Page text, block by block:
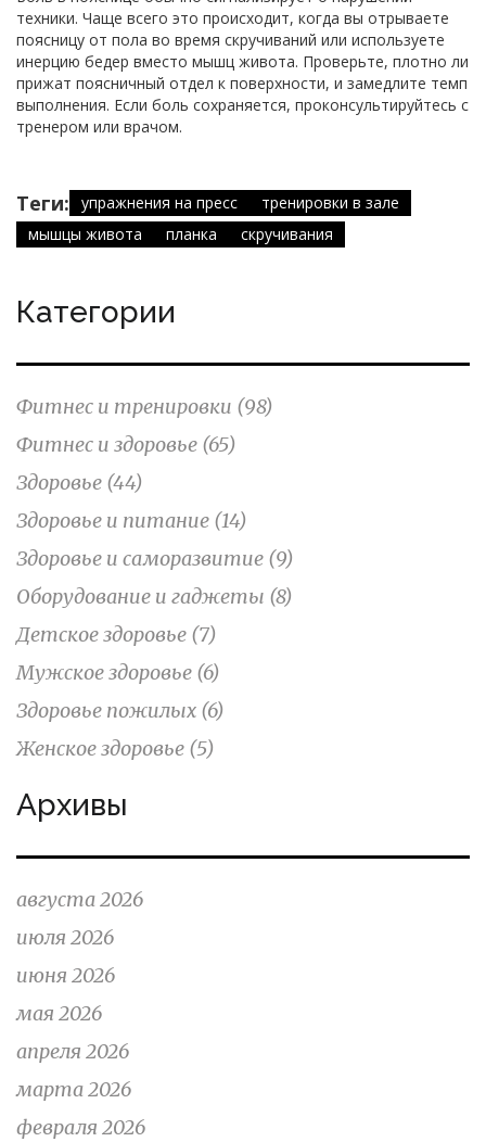
техники. Чаще всего это происходит, когда вы отрываете
поясницу от пола во время скручиваний или используете
инерцию бедер вместо мышц живота. Проверьте, плотно ли
прижат поясничный отдел к поверхности, и замедлите темп
выполнения. Если боль сохраняется, проконсультируйтесь с
тренером или врачом.
Теги: упражнения на пресс
тренировки в зале
мышцы живота
планка скручивания
Категории
Фитнес и тренировки (98)
Фитнес и здоровье (65)
Здоровье (44)
Здоровье и питание (14)
Здоровье и саморазвитие (9)
Оборудование и гаджеты (8)
Детское здоровье (7)
Мужское здоровье (6)
Здоровье пожилых (6)
Женское здоровье (5)
Архивы
августа 2026
июля 2026
июня 2026
мая 2026
апреля 2026
марта 2026
февраля 2026